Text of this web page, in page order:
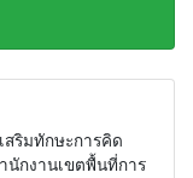
สริมทักษะการคิด
นักงานเขตพื้นที่การ